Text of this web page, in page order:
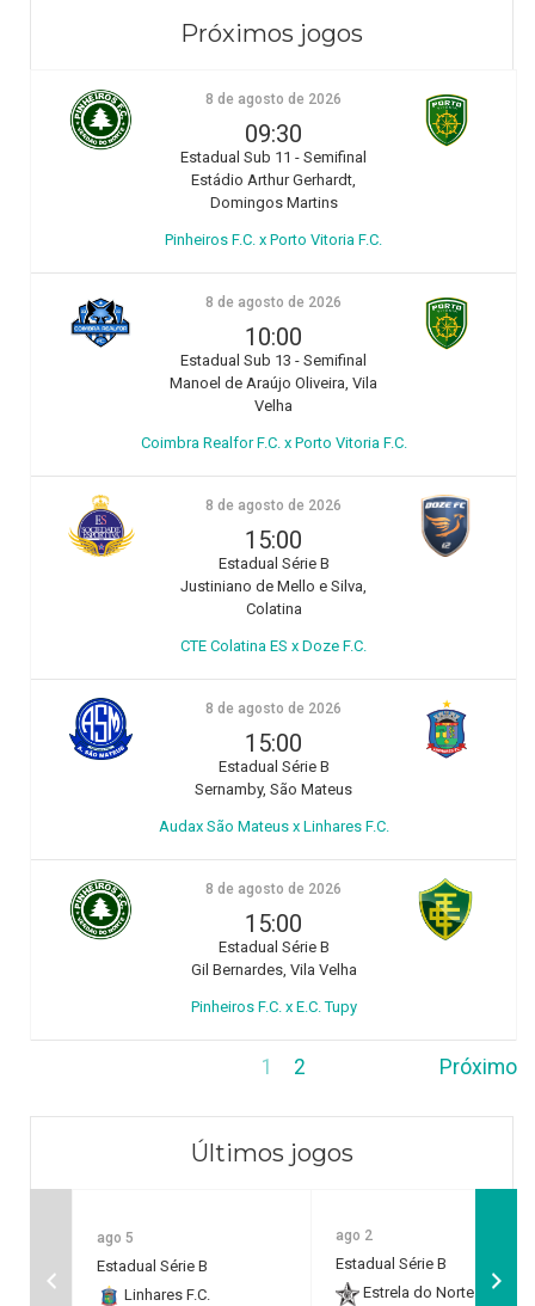
Próximos jogos
8 de agosto de 2026
09:30
Estadual Sub 11 - Semifinal
Estádio Arthur Gerhardt,
Domingos Martins
Pinheiros F.C. x Porto Vitoria F.C.
8 de agosto de 2026
10:00
Estadual Sub 13 - Semifinal
Manoel de Araújo Oliveira, Vila
Velha
Coimbra Realfor F.C. x Porto Vitoria F.C.
8 de agosto de 2026
15:00
Estadual Série B
Justiniano de Mello e Silva,
Colatina
CTE Colatina ES x Doze F.C.
8 de agosto de 2026
15:00
Estadual Série B
Sernamby, São Mateus
Audax São Mateus x Linhares F.C.
8 de agosto de 2026
15:00
Estadual Série B
Gil Bernardes, Vila Velha
Pinheiros F.C. x E.C. Tupy
1 2 Próximo
Últimos jogos
ago 5
Estadual Série B
Linhares F.C.
ago 2
Estadual Série B
Estrela do Norte F.C.